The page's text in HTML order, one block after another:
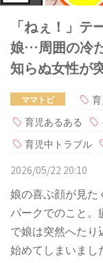
「ねぇ！」
娘…周囲の冷
知らぬ女性が
ママトピ
育児あるある
育児中トラブル
2026/05/22 20:10
娘の喜ぶ顔が見た
パークでのこと。
で娘は突然へた
始めてしまいまし